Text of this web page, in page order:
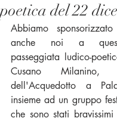
poetica del 22
Abbiamo
anche noi a
passeggiata ludico-
Cusano Milanino,
dell'Acquedotto a
insieme ad un gruppo
che sono stati bravissimi